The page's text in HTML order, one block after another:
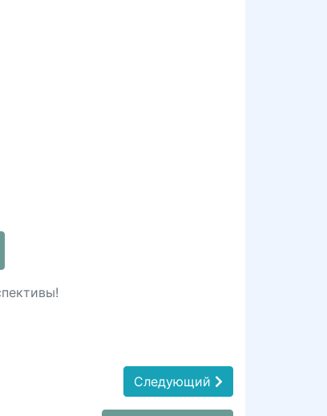
Следующий